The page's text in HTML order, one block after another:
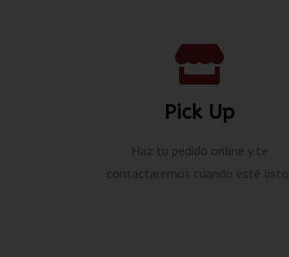
Pick Up
Haz tu pedido online y te
contactaremos cuando esté listo.